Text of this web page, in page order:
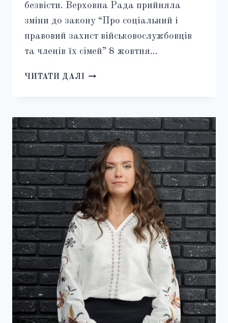
безвісти. Верховна Рада прийняла
зміни до закону “Про соціальний і
правовий захист військовослужбовців
та членів їх сімей” 8 жовтня…
ЧИТАТИ ДАЛІВИПЛАТИ
ЗНИКЛИХ
БЕЗВІСТИ
ВІЙСЬКОВИХ
2025:
НОВІ
ПРАВИЛА
РОЗПОДІЛУ
ГРОШОВОГО
ЗАБЕЗПЕЧЕННЯ